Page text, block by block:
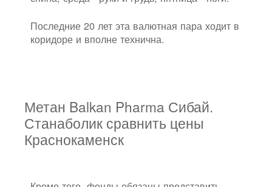
Последние 20 лет эта валютная пара ходит в
коридоре и вполне технична.
Метан Balkan Pharma Сибай.
Станаболик сравнить цены
Краснокаменск